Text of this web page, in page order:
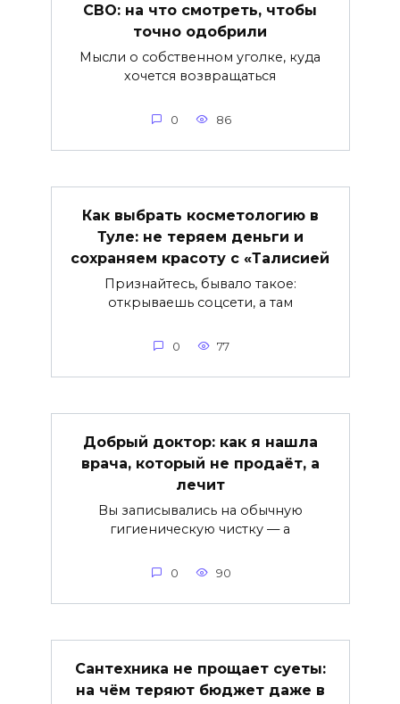
СВО: на что смотреть, чтобы
точно одобрили
Мысли о собственном уголке, куда
хочется возвращаться
0 86
Как выбрать косметологию в
Туле: не теряем деньги и
сохраняем красоту с «Талисией
Признайтесь, бывало такое:
открываешь соцсети, а там
0 77
Добрый доктор: как я нашла
врача, который не продаёт, а
лечит
Вы записывались на обычную
гигиеническую чистку — а
0 90
Сантехника не прощает суеты:
на чём теряют бюджет даже в